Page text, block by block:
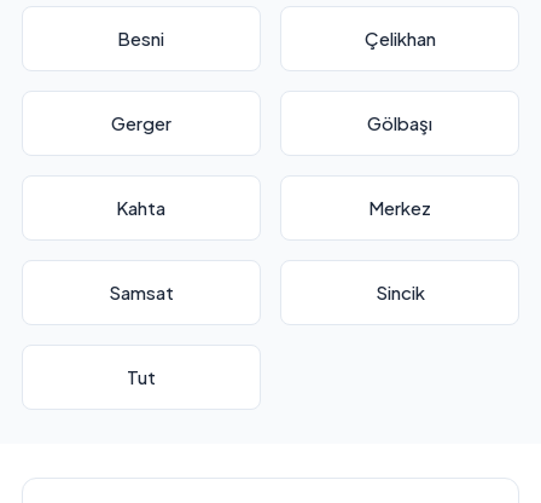
Besni Çelikhan
Gerger Gölbaşı
Kahta Merkez
Samsat Sincik
Tut